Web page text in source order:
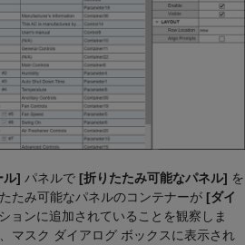
ル] パネルで [折りたたみ可能なパネル] を
たみ可能なパネルのコンテナーが [ダイ
ョンに追加されていることを観察しま
マスク ダイアログ ボックスに表示され